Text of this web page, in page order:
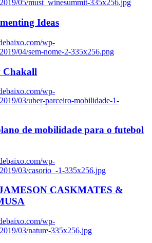
05/must_winesummit-335x256.jpg
Ideas
wp-
04/sem-nome-2-335x256.png
Chakall
wp-
03/uber-parceiro-mobilidade-1-
de mobilidade para o futebol
wp-
03/casorio_-1-335x256.jpg
CASKMATES &
wp-
03/nature-335x256.jpg